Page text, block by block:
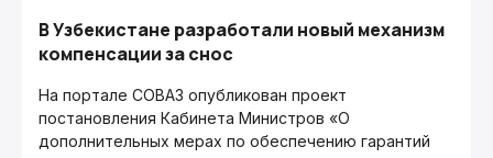
В Узбекистане разработали новый механизм
компенсации за снос
На портале СОВАЗ опубликован проект
постановления Кабинета Министров «О
дополнительных мерах по обеспечению гарантий